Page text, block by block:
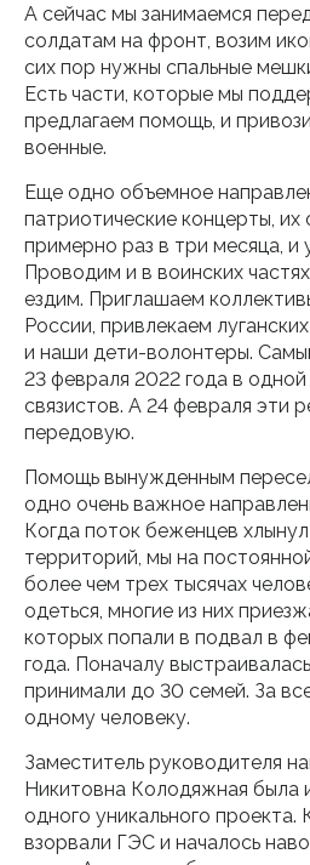
А сейчас мы занимаемся
солдатам на фронт, возим
сих пор нужны спальные
Есть части, которые мы
предлагаем помощь, и
военные.
Еще одно объемное
патриотические концерты, их
примерно раз в три месяца, и
Проводим и в воинских
ездим. Приглашаем
России, привлекаем
и наши дети-волонтеры.
23 февраля 2022 года в одной
связистов. А 24 февраля эти
передовую.
Помощь вынужденным
одно очень важное
Когда поток беженцев
территорий, мы на
более чем трех тысячах
одеться, многие из них
которых попали в подвал в
года. Поначалу
принимали до 30 семей. За
одному человеку.
Заместитель руководителя
Никитовна Колодяжная была
одного уникального проекта.
взорвали ГЭС и началось